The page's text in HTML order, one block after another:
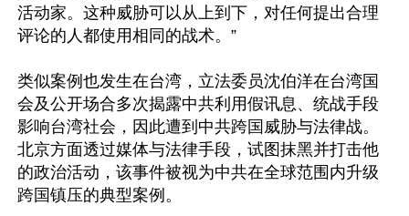
活动家。这种威胁可以从上到下，对任何提出合理
评论的人都使用相同的战术。”
类似案例也发生在台湾，立法委员沈伯洋在台湾国
会及公开场合多次揭露中共利用假讯息、统战手段
影响台湾社会，因此遭到中共跨国威胁与法律战。
北京方面透过媒体与法律手段，试图抹黑并打击他
的政治活动，该事件被视为中共在全球范围内升级
跨国镇压的典型案例。